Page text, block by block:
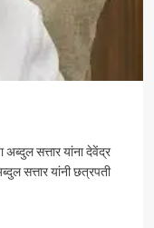
अब्दुल सत्तार यांना देवेंद्र
सत्तार यांनी छत्रपती